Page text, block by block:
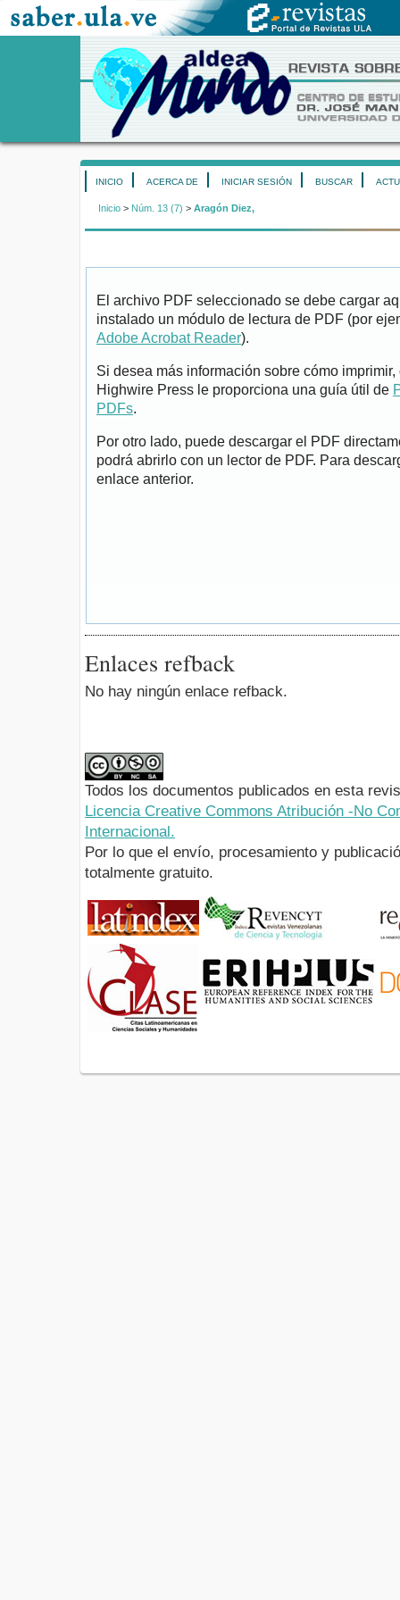
INICIO ACERCA DE INICIAR SESIÓN BUSCAR
Inicio > Núm. 13 (7) > Aragón Diez,
El archivo PDF seleccionado se debe cargar
instalado un módulo de lectura de PDF (por
Adobe Acrobat Reader).
Si desea más información sobre cómo
Highwire Press le proporciona una guía útil de
PDFs.
Por otro lado, puede descargar el PDF
podrá abrirlo con un lector de PDF. Para
enlace anterior.
Enlaces refback
No hay ningún enlace refback.
Todos los documentos publicados en esta
Licencia Creative Commons Atribución -No
Internacional.
Por lo que el envío, procesamiento y
totalmente gratuito.